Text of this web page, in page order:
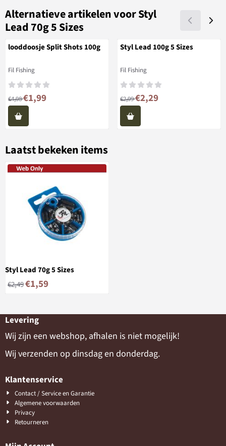
Alternatieve artikelen voorStyl
Lead 70g 5 Sizes
looddoosje Split Shots 100g
Merk:
Fil Fishing
Van 4,98 voor 1,99
€4,98€1,99
Styl Lead 100g 5 Sizes
Merk:
Fil Fishing
Van 2,99 voor 2,29
€2,99€2,29
Laatst bekeken items
Styl Lead 70g 5 Sizes
€2,49€1,59
Levering
Wij zijn een webshop, afhalen is niet mogelijk!
Wij verzenden op dinsdag en donderdag.
Klantenservice
Contact / Service en Garantie
Algemene voorwaarden
Privacy
Retourneren